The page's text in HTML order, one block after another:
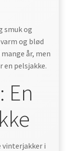
smuk og
og blød
år, men
en pelsjakke.
En
vinterjakker i